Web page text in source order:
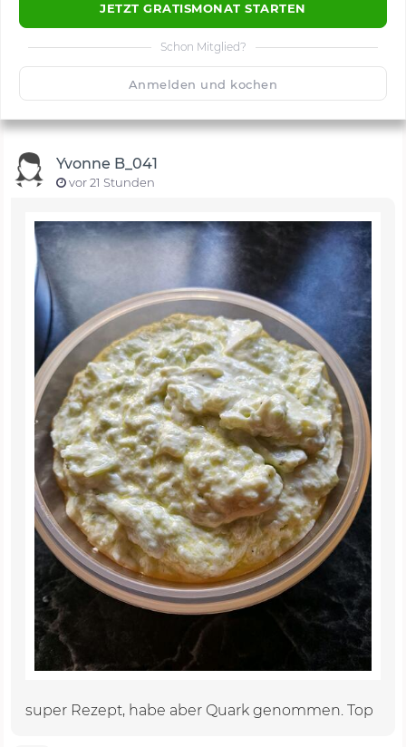
JETZT GRATISMONAT STARTEN
Schon Mitglied?
Anmelden und kochen
🙂 Speichern
Yvonne B_041
vor 21 Stunden
super Rezept, habe aber Quark genommen. Top